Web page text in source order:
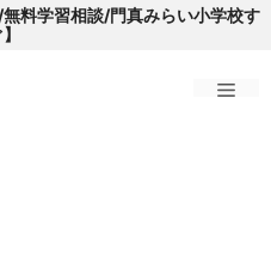
料学習相談/門真みらい小学校す